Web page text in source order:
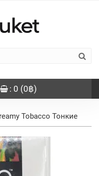
: 0 (0฿)
Tobacco Тонкие